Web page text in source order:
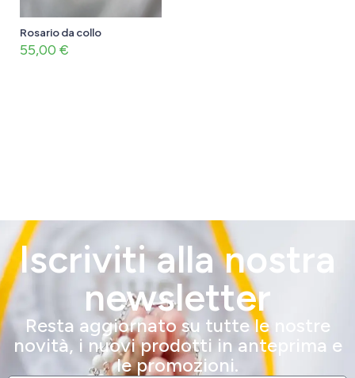
Rosario da collo
55,00 €
Iscriviti alla nostra
newsletter
Resta aggiornato su tutte le nostre
novità, i nuovi prodotti in anteprima e
le promozioni.